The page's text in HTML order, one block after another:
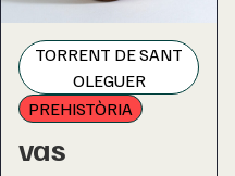
TORRENT DE SANT
OLEGUER
PREHISTÒRIA
vas